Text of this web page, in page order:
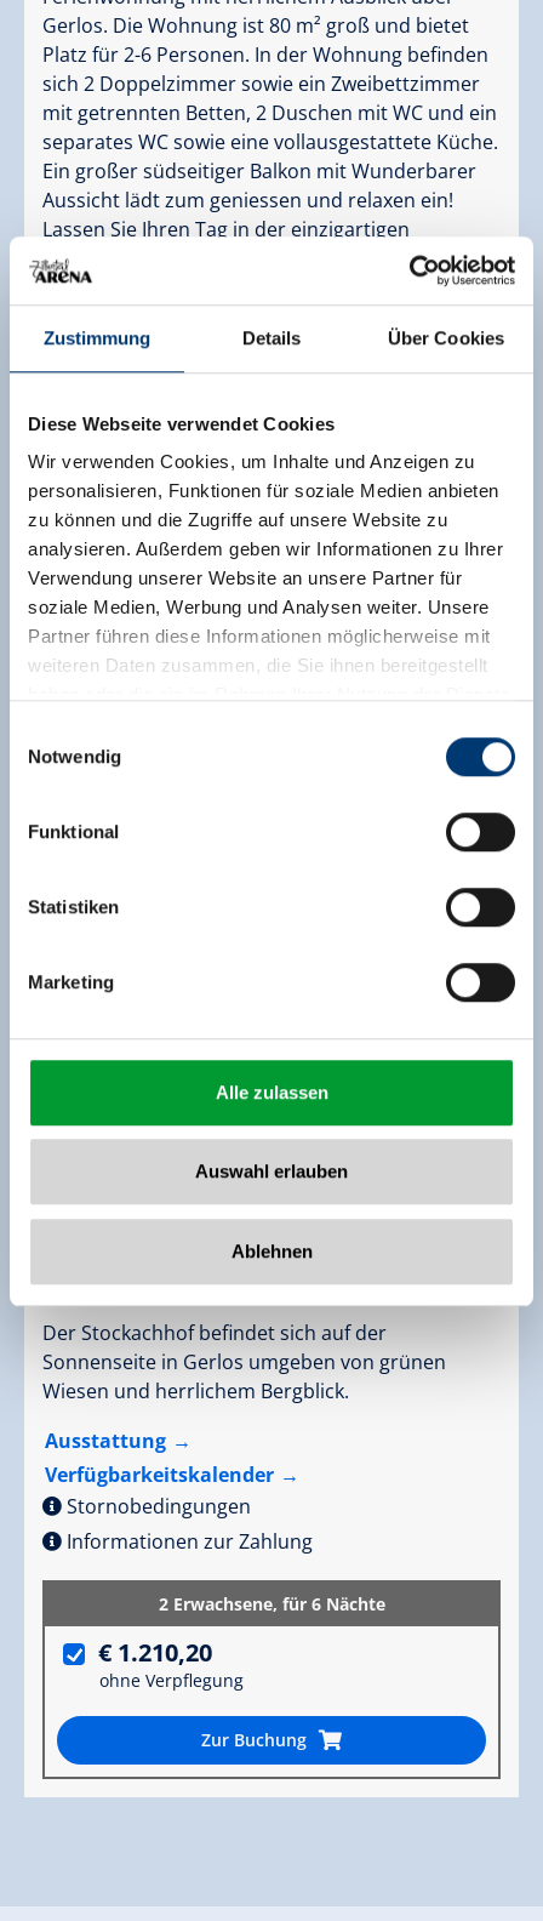
Zustimmung Details Über Cookies
Diese Webseite verwendet Cookies
Wir verwenden Cookies, um Inhalte und Anzeigen zu
personalisieren, Funktionen für soziale Medien anbieten
zu können und die Zugriffe auf unsere Website zu
analysieren. Außerdem geben wir Informationen zu Ihrer
Verwendung unserer Website an unsere Partner für
soziale Medien, Werbung und Analysen weiter. Unsere
Partner führen diese Informationen möglicherweise mit
weiteren Daten zusammen, die Sie ihnen bereitgestellt
Rohr 23// A-6280 Zell am Ziller
www.zillertalarena.com
Notwendig
Funktional
Statistiken
Marketing
Alle zulassen
Auswahl erlauben
Ablehnen
Gerlos. Die Wohnung ist 80 m² groß und bietet
Platz für 2-6 Personen. In der Wohnung befinden
sich 2 Doppelzimmer sowie ein Zweibettzimmer
mit getrennten Betten, 2 Duschen mit WC und ein
separates WC sowie eine vollausgestattete Küche.
Ein großer südseitiger Balkon mit Wunderbarer
Aussicht lädt zum geniessen und relaxen ein!
Lassen Sie Ihren Tag in der einzigartigen
Atmosphäre der Berge rund um unser Haus
ausklingen!
Ausstattung
Verfügbarkeitskalender
Informationen zur Zahlung
2 Erwachsene,für 6 Nächte
€ 1.458,20
ohne Verpflegung
Zur Buchung
Appartement "Bergblick"
60 m² |Belegung:
|Schlafzimmer:2
Der Stockachhof befindet sich auf der
Sonnenseite in Gerlos umgeben von grünen
Wiesen und herrlichem Bergblick.
Ausstattung
Verfügbarkeitskalender
Stornobedingungen
Informationen zur Zahlung
2 Erwachsene, für 6 Nächte
€ 1.210,20
ohne Verpflegung
Zur Buchung